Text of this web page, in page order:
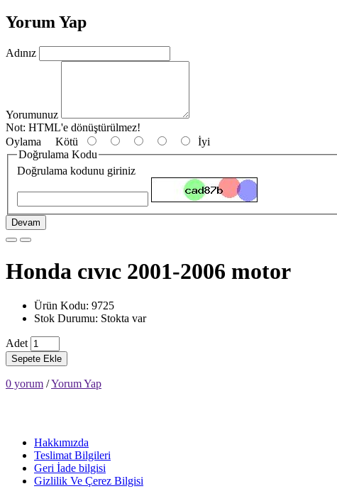
Yorum Yap
Adınız
Yorumunuz
Not: HTML'e dönüştürülmez!
Oylama Kötü
İyi
Doğrulama Kodu
Doğrulama kodunu giriniz
Devam
Honda cıvıc 2001-2006 motor
Ürün Kodu: 9725
Stok Durumu: Stokta var
Adet
Sepete Ekle
0 yorum /Yorum Yap
Hakkımızda
Teslimat Bilgileri
Geri İade bilgisi
Gizlilik Ve Çerez Bilgisi